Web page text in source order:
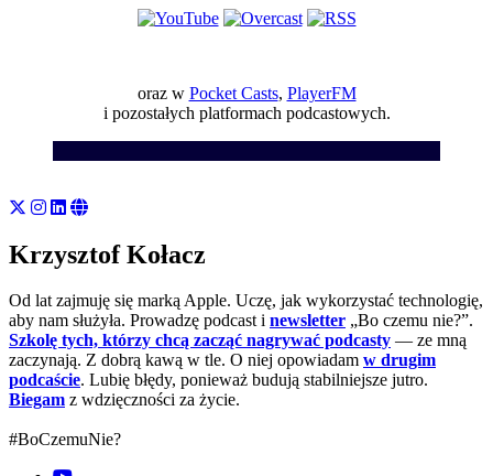
oraz w Pocket Casts, PlayerFM
i pozostałych platformach podcastowych.
Krzysztof Kołacz
Od lat zajmuję się marką Apple. Uczę, jak wykorzystać technologię,
aby nam służyła. Prowadzę podcast i newsletter „Bo czemu nie?”.
Szkolę tych, którzy chcą zacząć nagrywać podcasty — ze mną
zaczynają. Z dobrą kawą w tle. O niej opowiadam w drugim
podcaście. Lubię błędy, ponieważ budują stabilniejsze jutro.
Biegam z wdzięczności za życie.
#BoCzemuNie?